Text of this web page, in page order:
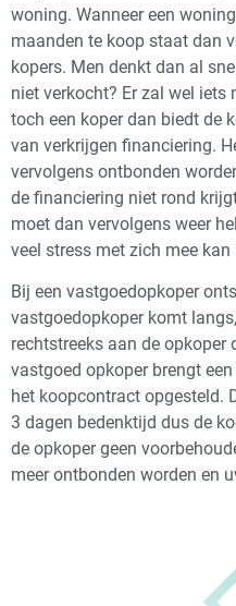
woning. Wanneer een
maanden te koop staat dan
kopers. Men denkt dan al
niet verkocht? Er zal wel
toch een koper dan biedt de
van verkrijgen financiering.
vervolgens ontbonden
de financiering niet rond
moet dan vervolgens weer
veel stress met zich mee kan
Bij een vastgoedopkoper
vastgoedopkoper komt
rechtstreeks aan de opkoper
vastgoed opkoper brengt
het koopcontract opgesteld.
3 dagen bedenktijd dus de
de opkoper geen
meer ontbonden worden en